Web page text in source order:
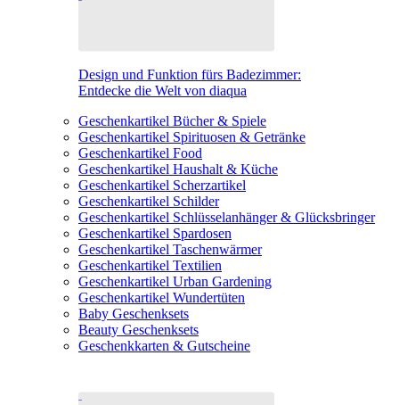
Design und Funktion fürs Badezimmer:
Entdecke die Welt von diaqua
Geschenkartikel Bücher & Spiele
Geschenkartikel Spirituosen & Getränke
Geschenkartikel Food
Geschenkartikel Haushalt & Küche
Geschenkartikel Scherzartikel
Geschenkartikel Schilder
Geschenkartikel Schlüsselanhänger & Glücksbringer
Geschenkartikel Spardosen
Geschenkartikel Taschenwärmer
Geschenkartikel Textilien
Geschenkartikel Urban Gardening
Geschenkartikel Wundertüten
Baby Geschenksets
Beauty Geschenksets
Geschenkkarten & Gutscheine